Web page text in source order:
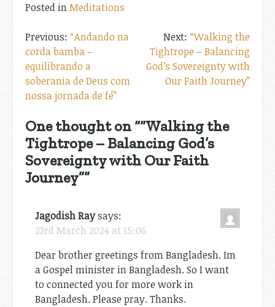
Posted inMeditations
Post
navigation
“Andando na
corda bamba –
equilibrando a
soberania de Deus com
nossa jornada de fé”
“Walking the
Tightrope – Balancing
God’s Sovereignty with
Our Faith Journey”
One thought on ““Walking the
Tightrope – Balancing God’s
Sovereignty with Our Faith
Journey””
Jagodish Raysays:
23rd March 2024 at 15:06
Dear brother greetings from Bangladesh. Im
a Gospel minister in Bangladesh. So I want
to connected you for more work in
Bangladesh. Please pray. Thanks.